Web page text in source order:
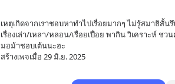
เหตุเกิดจากเราชอบหาทำไปเรื่อยมากๆ ไม่รู้สมาธิสั้น
เรื่องเล่า/เหลา/หลอน/เรื่อยเปื่อย พากิน วิเคราะห์ ช
มอม้าชอบเต้นนะฮะ
สร้างเพจเมื่อ 29 มิ.ย. 2025